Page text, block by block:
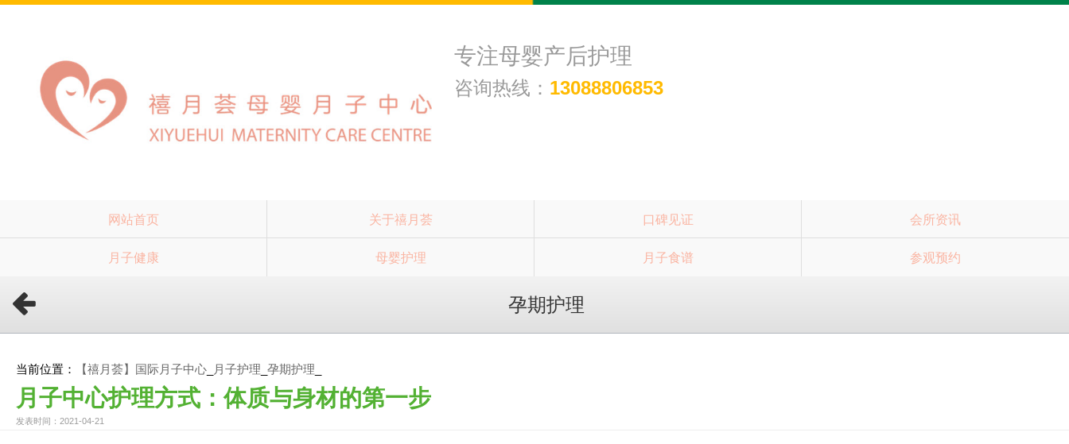
专注母婴产后护理
咨询热线： 13088806853
网站首页 关于禧月荟 口碑见证 会所资讯
月子健康 母婴护理 月子食谱 参观预约
孕期护理
当前位置： 【禧月荟】国际月子中心 月子护理 孕期护理
月子中心护理方式：体质与身材的第一步
发表时间：2021-04-21